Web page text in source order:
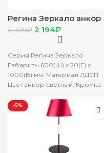
Регина Зеркало анкор
светлый
2 309₽ 2 194₽
Серия Регина Зеркало
Габариты 600(Ш) х 20(Г) х
1000(В) мм. Материал ЛДСП.
Цвет анкор светлый. Кромка
-5%